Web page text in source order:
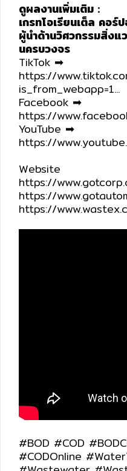
ดูผลงานเพิ่มเติม :
เกรทโอเรียนเต็ล คอร์
ผู้นำด้านวิศวกรรมสิ่งแ
นครบวงจร
TikTok ➡︎
https://
is_from_webapp=1...
Facebook ➡︎
https://
YouTube ➡︎
https://
Website
https://
https://
https://
#BOD #COD
#CODOnline